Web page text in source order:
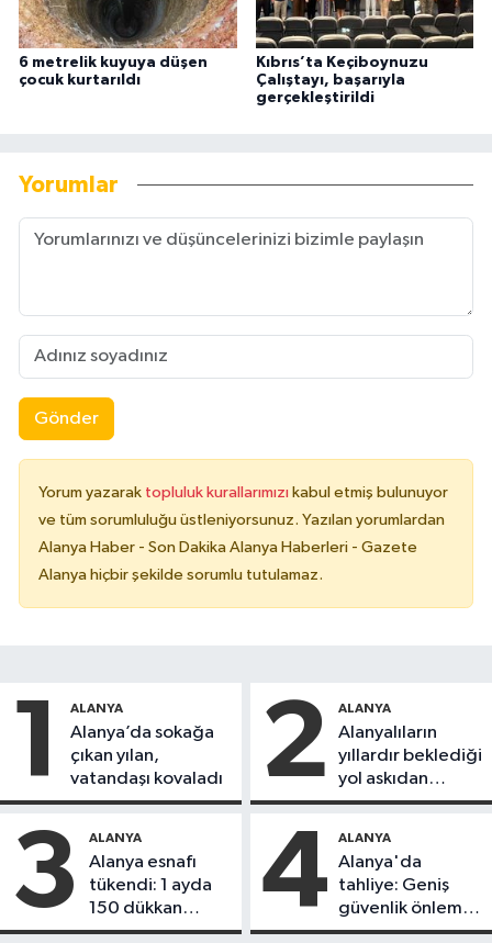
6 metrelik kuyuya düşen
çocuk kurtarıldı
Kıbrıs’ta Keçiboynuzu
Çalıştayı, başarıyla
gerçekleştirildi
Yorumlar
Gönder
Yorum yazarak topluluk kurallarımızı kabul etmiş bulunuyor
ve tüm sorumluluğu üstleniyorsunuz. Yazılan yorumlardan
Alanya Haber - Son Dakika Alanya Haberleri - Gazete
Alanya hiçbir şekilde sorumlu tutulamaz.
1 ALANYA
Alanya’da sokağa
çıkan yılan,
vatandaşı kovaladı
2 ALANYA
Alanyalıların
yıllardır beklediği
yol askıdan
döndü
3 ALANYA
Alanya esnafı
tükendi: 1 ayda
150 dükkan
kapandı
4 ALANYA
Alanya'da
tahliye: Geniş
güvenlik önlemi
alındı